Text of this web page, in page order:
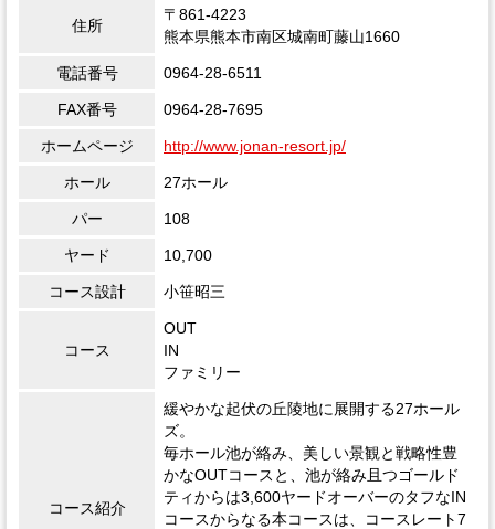
住所
〒861-4223
熊本県熊本市南区城南町藤山1660
電話番号 0964-28-6511
FAX番号 0964-28-7695
ホームページ http://www.jonan-resort.jp/
ホール 27ホール
パー 108
ヤード 10,700
コース設計 小笹昭三
コース
OUT
IN
ファミリー
コース紹介
緩やかな起伏の丘陵地に展開する27ホール
ズ。
毎ホール池が絡み、美しい景観と戦略性豊
かなOUTコースと、池が絡み且つゴールド
ティからは3,600ヤードオーバーのタフなIN
コースからなる本コースは、コースレート7